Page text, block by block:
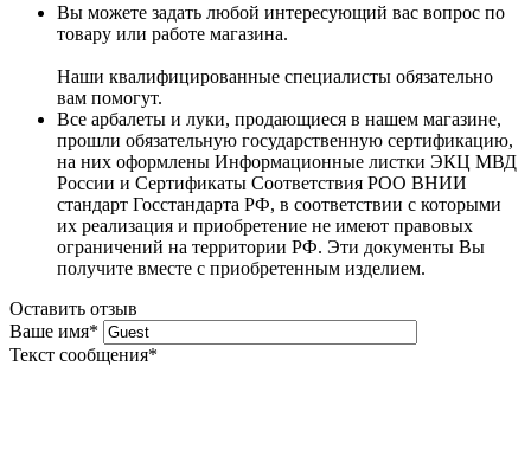
Вы можете задать любой интересующий вас вопрос по
товару или работе магазина.
Наши квалифицированные специалисты обязательно
вам помогут.
Все арбалеты и луки, продающиеся в нашем магазине,
прошли обязательную государственную сертификацию,
на них оформлены Информационные листки ЭКЦ МВД
России и Сертификаты Соответствия РОО ВНИИ
стандарт Госстандарта РФ, в соответствии с которыми
их реализация и приобретение не имеют правовых
ограничений на территории РФ. Эти документы Вы
получите вместе с приобретенным изделием.
Оставить отзыв
Ваше имя*
Текст сообщения*